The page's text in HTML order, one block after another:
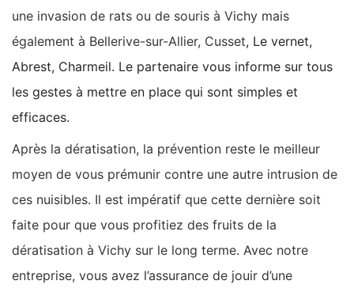
une invasion de rats ou de souris à Vichy mais
également à Bellerive-sur-Allier, Cusset, Le vernet,
Abrest, Charmeil. Le partenaire vous informe sur tous
les gestes à mettre en place qui sont simples et
efficaces.
Après la dératisation, la prévention reste le meilleur
moyen de vous prémunir contre une autre intrusion de
ces nuisibles. Il est impératif que cette dernière soit
faite pour que vous profitiez des fruits de la
dératisation à Vichy sur le long terme. Avec notre
entreprise, vous avez l’assurance de jouir d’une